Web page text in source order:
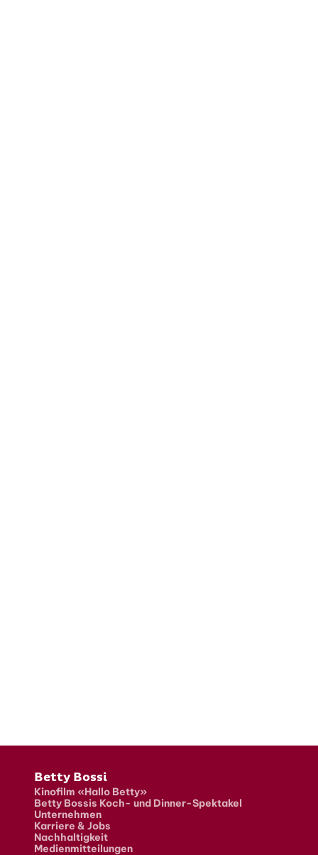
Fusszeile
Betty Bossi
Kinofilm «Hallo Betty»
Betty Bossis Koch- und Dinner-Spektakel
Unternehmen
Karriere & Jobs
Nachhaltigkeit
Medienmitteilungen